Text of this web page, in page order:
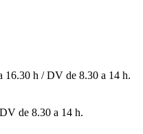
16.30 h / DV de 8.30 a 14 h.
de 8.30 a 14 h.